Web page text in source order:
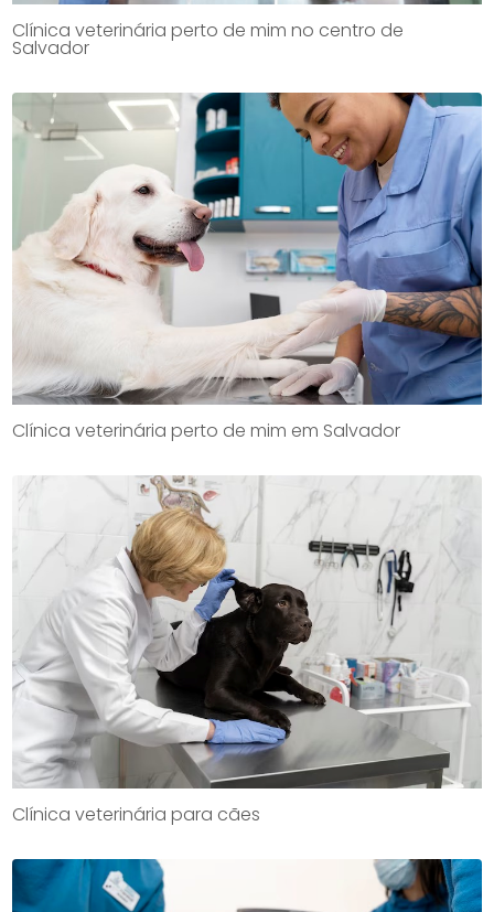
Clínica veterinária perto de mim no centro de
Salvador
Clínica veterinária perto de mim em Salvador
Clínica veterinária para cães